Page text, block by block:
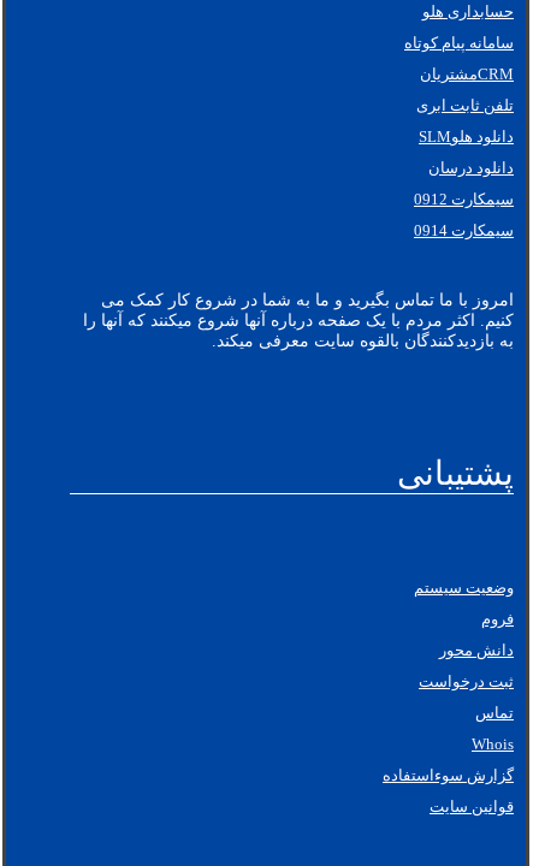
حسابداری هلو
سامانه پیام کوتاه
CRMمشتریان
تلفن ثابت ابری
دانلود هلوSLM
دانلود درسان
سیمکارت 0912
سیمکارت 0914
امروز با ما تماس بگیرید و ما به شما در شروع کار کمک می
کنیم. اکثر مردم با یک صفحه درباره آنها شروع میکنند که آنها را
به بازدیدکنندگان بالقوه سایت معرفی میکند.
پشتیبانی
وضعیت سیستم
فروم
دانش محور
ثبت درخواست
تماس
Whois
گزارش سوءاستفاده
قوانین سایت